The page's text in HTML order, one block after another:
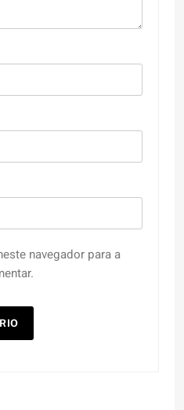
navegador para a